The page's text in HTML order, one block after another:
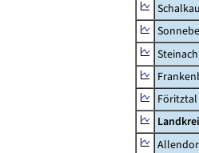
Föritztal